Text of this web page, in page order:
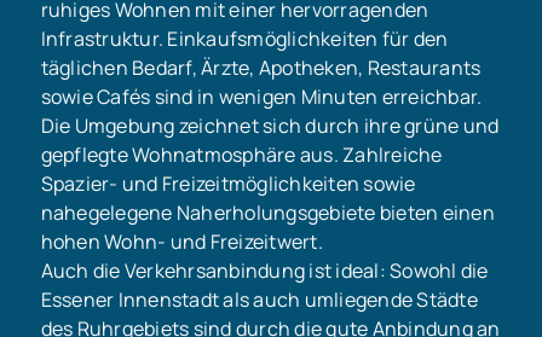
ruhiges Wohnen mit einer hervorragenden
Infrastruktur. Einkaufsmöglichkeiten für den
täglichen Bedarf, Ärzte, Apotheken, Restaurants
sowie Cafés sind in wenigen Minuten erreichbar.
Die Umgebung zeichnet sich durch ihre grüne und
gepflegte Wohnatmosphäre aus. Zahlreiche
Spazier- und Freizeitmöglichkeiten sowie
nahegelegene Naherholungsgebiete bieten einen
hohen Wohn- und Freizeitwert.
Auch die Verkehrsanbindung ist ideal: Sowohl die
Essener Innenstadt als auch umliegende Städte
des Ruhrgebiets sind durch die gute Anbindung an